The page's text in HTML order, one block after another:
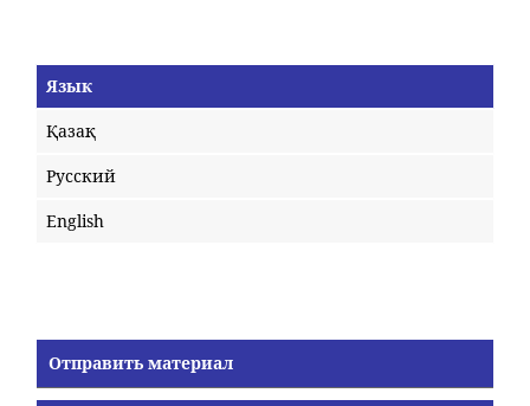
Язык
Қазақ
Русский
English
Отправить материал